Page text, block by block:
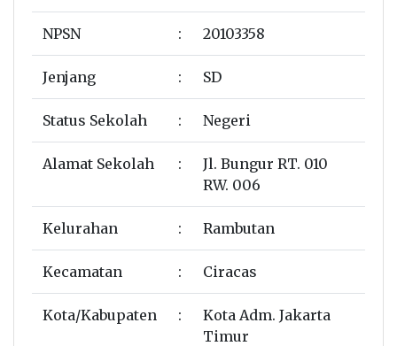
NPSN : 20103358
Jenjang : SD
Status Sekolah : Negeri
Alamat Sekolah :
Jl. Bungur RT. 010
RW. 006
Kelurahan : Rambutan
Kecamatan : Ciracas
Kota/Kabupaten :
Kota Adm. Jakarta
Timur